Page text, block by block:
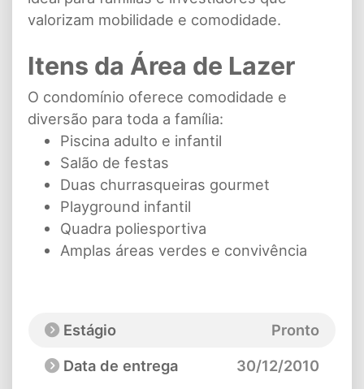
valorizam mobilidade e comodidade.
Itens da Área de Lazer
O condomínio oferece comodidade e
diversão para toda a família:
Piscina adulto e infantil
Salão de festas
Duas churrasqueiras gourmet
Playground infantil
Quadra poliesportiva
Amplas áreas verdes e convivência
Estágio
Pronto
Data de entrega
30/12/2010